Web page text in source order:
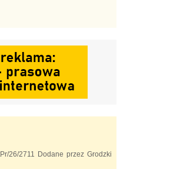
26/2711 Dodane przez Grodzki